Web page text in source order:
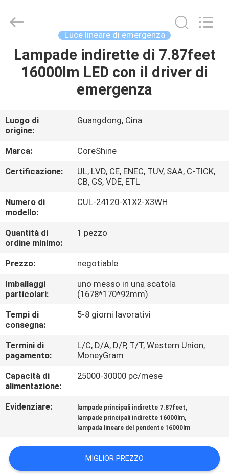
CASA
CIRCA
NOI
GIRO
FABBRICA
CONTROLLO
QUALITÀ
CONTATTICI
UNA
CITAZIONE
NEWS
DEL
Coreshine
Optoelectronics
Reserved.
Luce lineare di emergenza
Lampade indirette di 7.87feet
16000lm LED con il driver di
emergenza
Luogo di
origine:
Guangdong, Cina
Marca:
CoreShine
Certificazione:
UL, LVD, CE, ENEC, TUV, SAA, C-TICK,
CB, GS, VDE, ETL
Numero di
modello:
CUL-24120-X1X2-X3WH
Quantità di
ordine minimo:
1 pezzo
Prezzo:
negotiable
Imballaggi
particolari:
uno messo in una scatola
(1678*170*92mm)
Tempi di
consegna:
5-8 giorni lavorativi
Termini di
pagamento:
L/C, D/A, D/P, T/T, Western Union,
MoneyGram
Capacità di
alimentazione:
25000-30000 pc/mese
Evidenziare: lampade principali indirette 7.87feet,
lampade principali indirette 16000lm,
lampada lineare del pendente 16000lm
MIGLIOR PREZZO